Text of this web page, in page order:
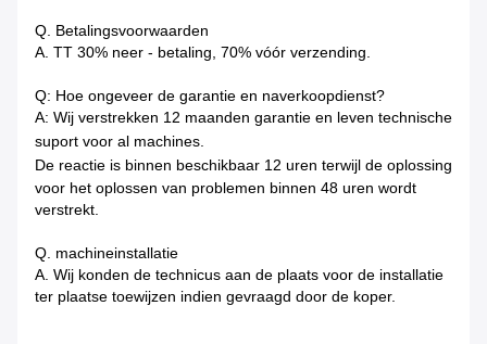
Q. Betalingsvoorwaarden
A. TT 30% neer - betaling, 70% vóór verzending.
Q: Hoe ongeveer de garantie en naverkoopdienst?
A: Wij verstrekken 12 maanden garantie en leven technische
suport voor al machines.
De reactie is binnen beschikbaar 12 uren terwijl de oplossing
voor het oplossen van problemen binnen 48 uren wordt
verstrekt.
Q. machineinstallatie
A. Wij konden de technicus aan de plaats voor de installatie
ter plaatse toewijzen indien gevraagd door de koper.